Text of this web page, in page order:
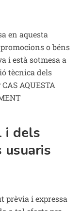
en aquesta
o béns
i està sotmesa a
tècnica dels
AQUESTA
i dels
prèvia i expressa